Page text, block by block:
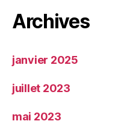
Archives
janvier 2025
juillet 2023
mai 2023